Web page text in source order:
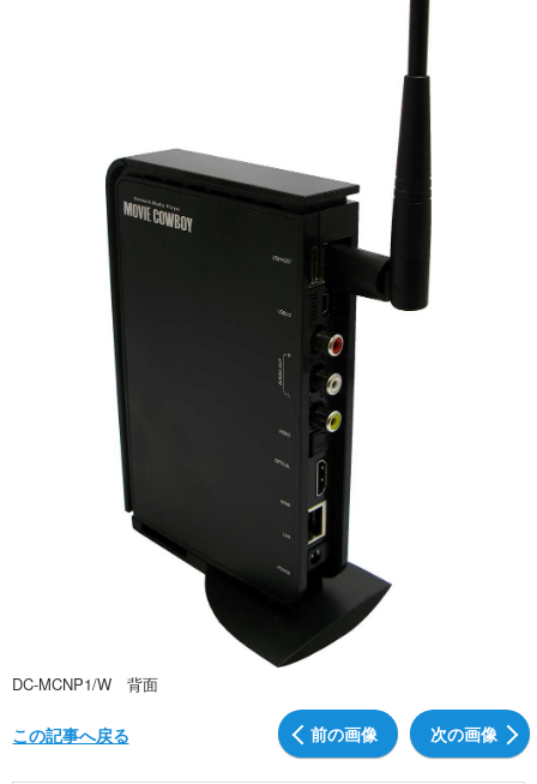
DC-MCNP1/W 背面
前の画像 次の画像
この記事へ戻る